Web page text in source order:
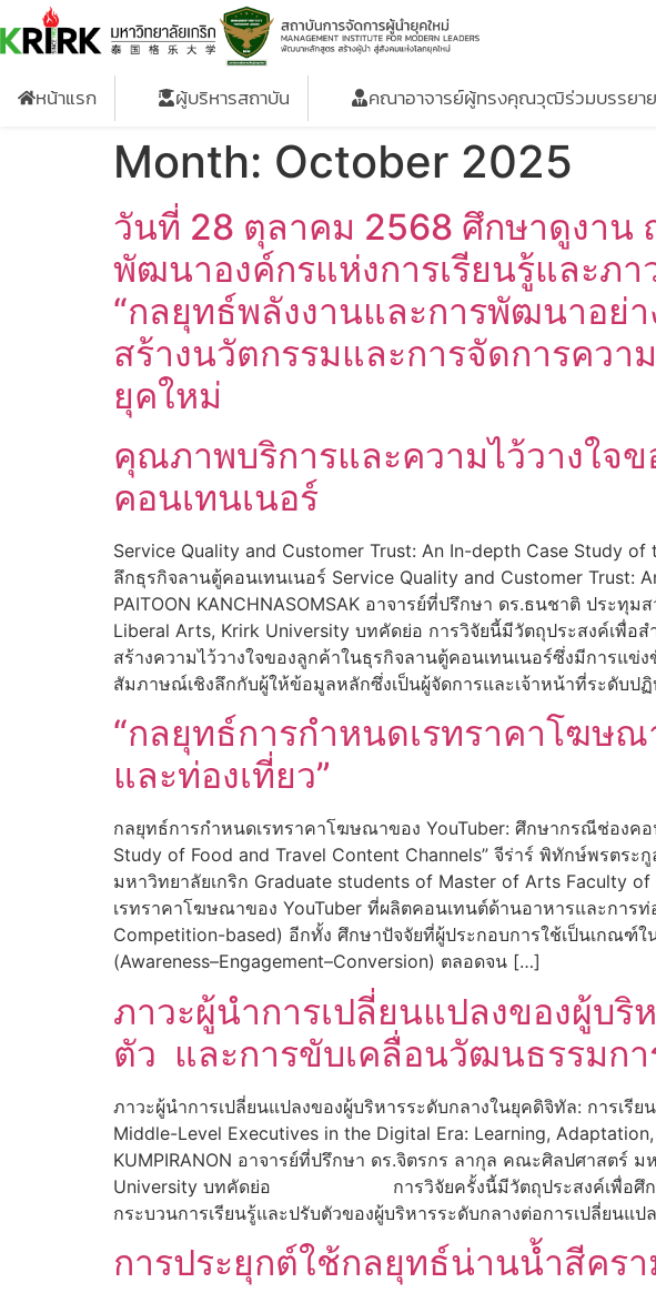
หน้าแรก ผู้บริหารสถาบัน คณาอาจารย์ผู้ทรงคุณวุฒิร่วมบรรยาย
Month: October 2025
วันที่ 28 ตุลาคม 2568 ศึกษาดูงาน
พัฒนาองค์กรแห่งการเรียนรู้และภา
“กลยุทธ์พลังงานและการพัฒนาอย่า
สร้างนวัตกรรมและการจัดการควา
ยุคใหม่
คุณภาพบริการและความไว้วางใจ
คอนเทนเนอร์
Service Quality and Customer Trust: An In-depth Case Study
ลึกธุรกิจลานตู้คอนเทนเนอร์ Service Quality and Customer
PAITOON KANCHNASOMSAK อาจารย์ที่ปรึกษา ดร.ธนชาติ ประ
Liberal Arts, Krirk University บทคัดย่อ การวิจัยนี้มีวัตถุประสงค์เพื่อ
สร้างความไว้วางใจของลูกค้าในธุรกิจลานตู้คอนเทนเนอร์ซึ่งมีการแ
สัมภาษณ์เชิงลึกกับผู้ให้ข้อมูลหลักซึ่งเป็นผู้จัดการและเจ้าหน้าที่ระดับป
“กลยุทธ์การกำหนดเรทราคาโฆษ
และท่องเที่ยว”
กลยุทธ์การกำหนดเรทราคาโฆษณาของ YouTuber: ศึกษากรณีช่องคอ
Study of Food and Travel Content Channels” จีร่าร์ พิทักษ์พรต
มหาวิทยาลัยเกริก Graduate students of Master of Arts Faculty
เรทราคาโฆษณาของ YouTuber ที่ผลิตคอนเทนต์ด้านอาหารและการ
Competition-based) อีกทั้ง ศึกษาปัจจัยที่ผู้ประกอบการใช้เป็นเกณ
(Awareness–Engagement–Conversion) ตลอดจน […]
ภาวะผู้นำการเปลี่ยนแปลงของผู้บริ
ตัว และการขับเคลื่อนวัฒนธรรมกา
ภาวะผู้นำการเปลี่ยนแปลงของผู้บริหารระดับกลางในยุคดิจิทัล: การเ
Middle-Level Executives in the Digital Era: Learning,
KUMPIRANON อาจารย์ที่ปรึกษา ดร.จิตรกร ลากุล คณะศิลปศาสตร์
University บทคัดย่อ การวิจัยครั้งนี้มีวัตถุประสงค์เพื่อศึกษา 1)
กระบวนการเรียนรู้และปรับตัวของผู้บริหารระดับกลางต่อการเปลี่ยน
การประยุกต์ใช้กลยุทธ์น่านน้ำสีคร